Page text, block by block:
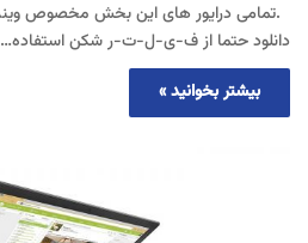
دانلود حتما از ف-ی-ل-ت-ر شکن استفاده…
بیشتر بخوانید »